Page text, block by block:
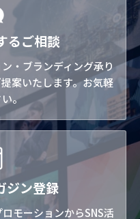
るご相談
・ブランディング承り
案いたします。お気軽
。
ジン登録
モーションからSNS活